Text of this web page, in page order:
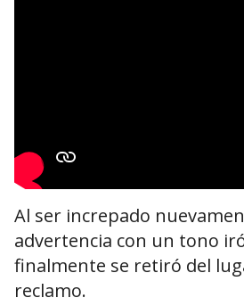
Al ser increpado
advertencia con un tono
finalmente se retiró del
reclamo.